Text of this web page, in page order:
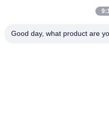
1.27 mm kabel naar bord
Good day, what product are